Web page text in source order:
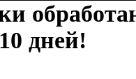
дней!